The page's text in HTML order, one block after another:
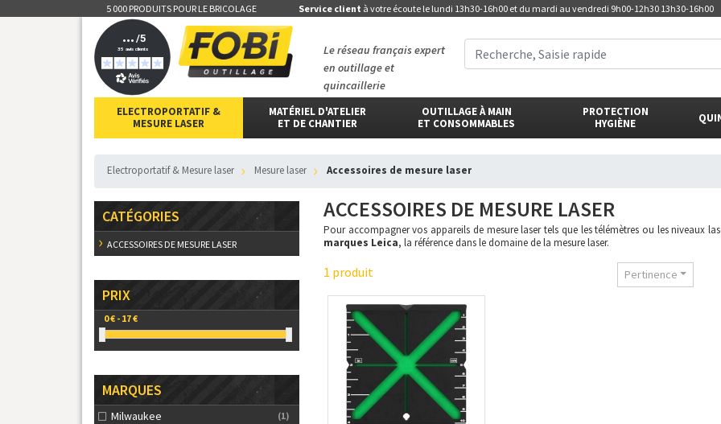
5 000 PRODUITS POUR LE BRICOLAGE Service client à votre écoute le lundi 13h30-16h00 et du mardi au vendredi 9h00-12h30 13h30-16h00
Le réseau français expert
en outillage et
quincaillerie
ELECTROPORTATIF &
MESURE LASER
MATÉRIEL D'ATELIER
ET DE CHANTIER
OUTILLAGE À MAIN
ET CONSOMMABLES
PROTECTION
HYGIÈNE
Electroportatif & Mesure laser mesure laser Accessoires de mesure laser
CATÉGORIES
ACCESSOIRES DE MESURE LASER
PRIX
MARQUES
Milwaukee (1)
ACCESSOIRES DE MESURE LASER
Pour accompagner vos appareils de mesure laser tels que les télémètres ou les niveaux
marques Leica, la référence dans le domaine de la mesure laser.
1 produit Pertinence